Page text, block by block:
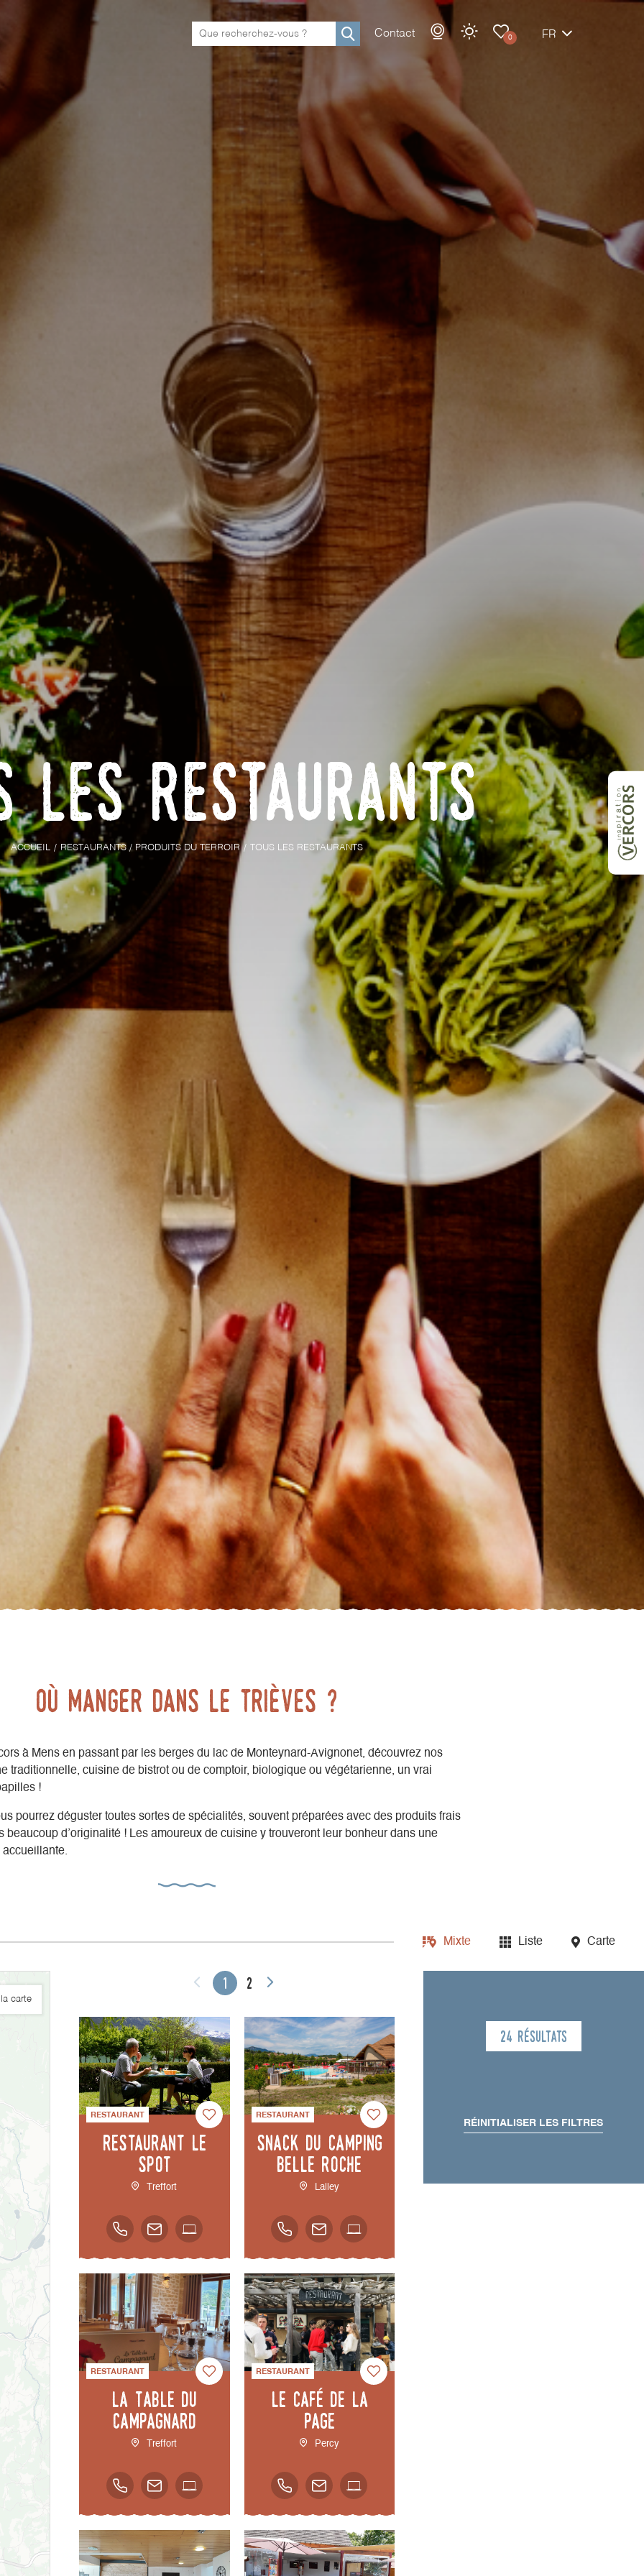
Rechercher
Contact 0 FR
les restaurants
ACCUEIL RESTAURANTS / PRODUITS DU TERROIR TOUS LES RESTAURANTS
Où manger dans le Trièves ?
à Mens en passant par les berges du lac de Monteynard-Avignonet, découvrez nos
traditionnelle, cuisine de bistrot ou de comptoir, biologique ou végétarienne, un vrai
!
pourrez déguster toutes sortes de spécialités, souvent préparées avec des produits frais
beaucoup d’originalité ! Les amoureux de cuisine y trouveront leur bonheur dans une
Mixte Liste Carte
1 2
RESTAURANT
Restaurant Le
Spot
Treffort
RESTAURANT
Snack du camping
Belle Roche
Lalley
RESTAURANT
La Table du
Campagnard
Treffort
RESTAURANT
Le Café de la
Page
Percy
carte
24 résultats
RÉINITIALISER LES FILTRES